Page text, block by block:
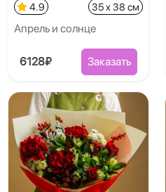
4.9 35 x 38 см
Апрель и солнце
6128₽ Заказать